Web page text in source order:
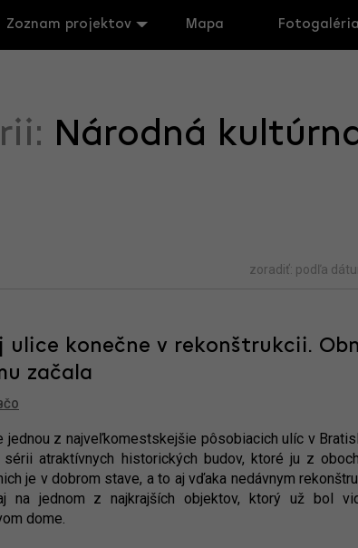
Zoznam projektov Mapa Fotogaléria
Národná
zoradiť: podľa
ulice konečne v rekonštrukcii.
začala
jednou z najveľkomestskejšie pôsobiacich ulíc v
atraktívnych historických budov, ktoré ju z
je v dobrom stave, a to aj vďaka nedávnym
na jednom z najkrajších objektov, ktorý už bol
dome.